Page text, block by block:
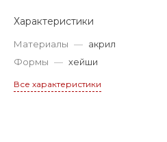
Характеристики
Материалы — акрил
Формы — хейши
Все характеристики